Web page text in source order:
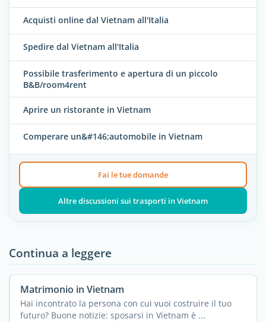
Acquisti online dal Vietnam all'Italia
Spedire dal Vietnam all'Italia
Possibile trasferimento e apertura di un piccolo
B&B/room4rent
Aprire un ristorante in Vietnam
Comperare un&#146;automobile in Vietnam
Fai le tue domande
Altre discussioni sui trasporti in Vietnam
Continua a leggere
Matrimonio in Vietnam
Hai incontrato la persona con cui vuoi costruire il tuo
futuro? Buone notizie: sposarsi in Vietnam è ...